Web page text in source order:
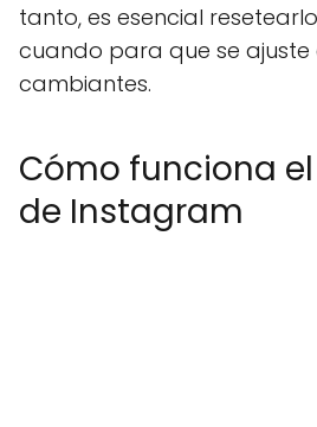
tanto, es esencial
cuando para que se ajuste
cambiantes.
Cómo funciona
de Instagram